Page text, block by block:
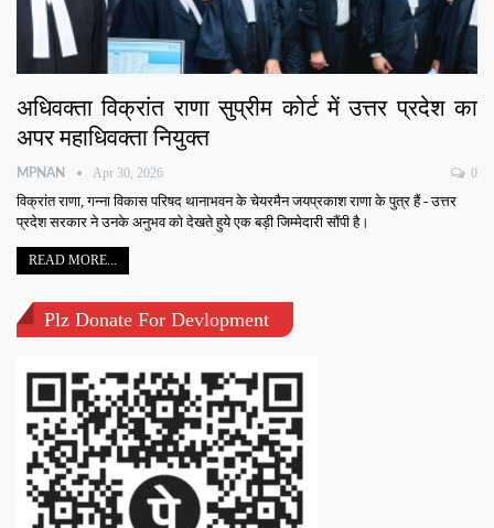
अधिवक्ता विक्रांत राणा सुप्रीम कोर्ट में उत्तर प्रदेश का
अपर महाधिवक्ता नियुक्त
MPNAN Apr 30, 2026 0
विक्रांत राणा, गन्ना विकास परिषद थानाभवन के चेयरमैन जयप्रकाश राणा के पुत्र हैं - उत्तर
प्रदेश सरकार ने उनके अनुभव को देखते हुये एक बड़ी जिम्मेदारी सौंपी है।
READ MORE...
Plz Donate For Devlopment